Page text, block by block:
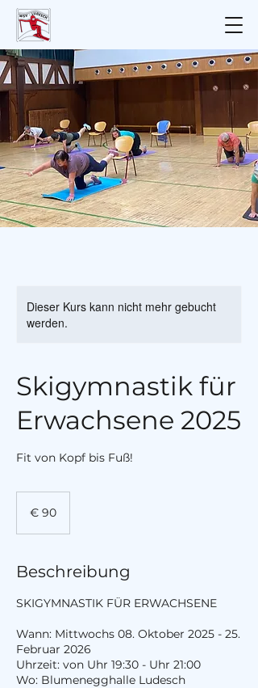
Dieser Kurs kann nicht mehr gebucht
werden.
Skigymnastik für
Erwachsene 2025
Fit von Kopf bis Fuß!
€ 90
Beschreibung
SKIGYMNASTIK FÜR ERWACHSENE
Wann: Mittwochs 08. Oktober 2025 - 25.
Februar 2026
Uhrzeit: von Uhr 19:30 - Uhr 21:00
Wo: Blumenegghalle Ludesch